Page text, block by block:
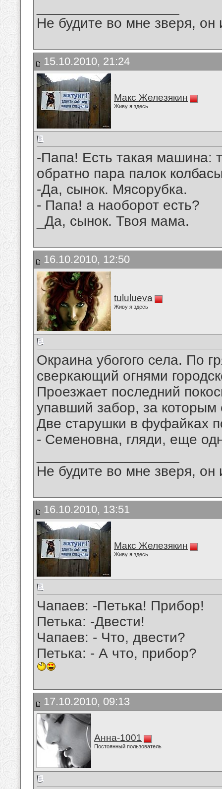
Не будите во мне зверя, он
15.10.2010, 21:24
Макс Железякин
Живу я здесь
-Папа! Есть такая машина:
обратно пара палок
-Да, сынок. Мясорубка.
- Папа! а наоборот есть?
_Да, сынок. Твоя мама.
16.10.2010, 12:50
tululueva
Живу я здесь
Окраина убогого села. По
сверкающий огнями
Проезжает последний
упавший забор, за которым
Две старушки в фуфайках
- Семеновна, гляди, еще
Не будите во мне зверя, он
16.10.2010, 13:51
Макс Железякин
Живу я здесь
Чапаев: -Петька! Прибор!
Петька: -Двести!
Чапаев: - Что, двести?
Петька: - А что, прибор?
17.10.2010, 09:13
Анна-1001
Постоянный пользователь